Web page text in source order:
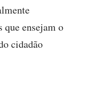
que ensejam o
cidadão